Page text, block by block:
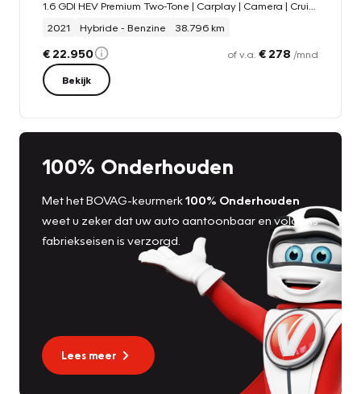
2021
Hybride - Benzine 38.796 km
€ 22.950 of v.a. € 278 /mnd
Bekijk
100% Onderhouden
Met het BOVAG-keurmerk100% Onderhouden
weet u zeker dat uw auto aantoonbaar en volgens
fabriekseisen is verzorgd.
Lees meer